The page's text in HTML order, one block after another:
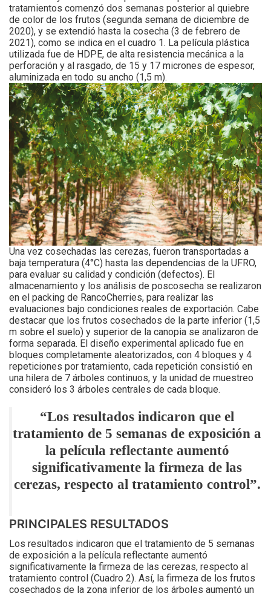
tratamientos comenzó dos semanas posterior al quiebre
de color de los frutos (segunda semana de diciembre de
2020), y se extendió hasta la cosecha (3 de febrero de
2021), como se indica en el cuadro 1. La película plástica
utilizada fue de HDPE, de alta resistencia mecánica a la
perforación y al rasgado, de 15 y 17 micrones de espesor,
aluminizada en todo su ancho (1,5 m).
Una vez cosechadas las cerezas, fueron transportadas a
baja temperatura (4°C) hasta las dependencias de la UFRO,
para evaluar su calidad y condición (defectos). El
almacenamiento y los análisis de poscosecha se realizaron
en el packing de RancoCherries, para realizar las
evaluaciones bajo condiciones reales de exportación. Cabe
destacar que los frutos cosechados de la parte inferior (1,5
m sobre el suelo) y superior de la canopia se analizaron de
forma separada. El diseño experimental aplicado fue en
bloques completamente aleatorizados, con 4 bloques y 4
repeticiones por tratamiento, cada repetición consistió en
una hilera de 7 árboles continuos, y la unidad de muestreo
consideró los 3 árboles centrales de cada bloque.
“Los resultados indicaron que el
tratamiento de 5 semanas de exposición a
la película reflectante aumentó
significativamente la firmeza de las
cerezas, respecto al tratamiento control”.
PRINCIPALES RESULTADOS
Los resultados indicaron que el tratamiento de 5 semanas
de exposición a la película reflectante aumentó
significativamente la firmeza de las cerezas, respecto al
tratamiento control (Cuadro 2). Así, la firmeza de los frutos
cosechados de la zona inferior de los árboles aumentó un